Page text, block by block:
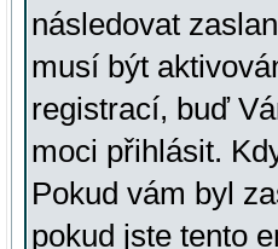
následovat
musí být
registrací, buď
moci přihlásit.
Pokud vám byl
pokud jste tento